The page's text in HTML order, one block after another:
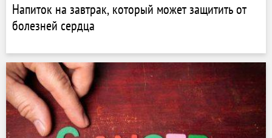
Напиток на завтрак, который может защитить от
болезней сердца